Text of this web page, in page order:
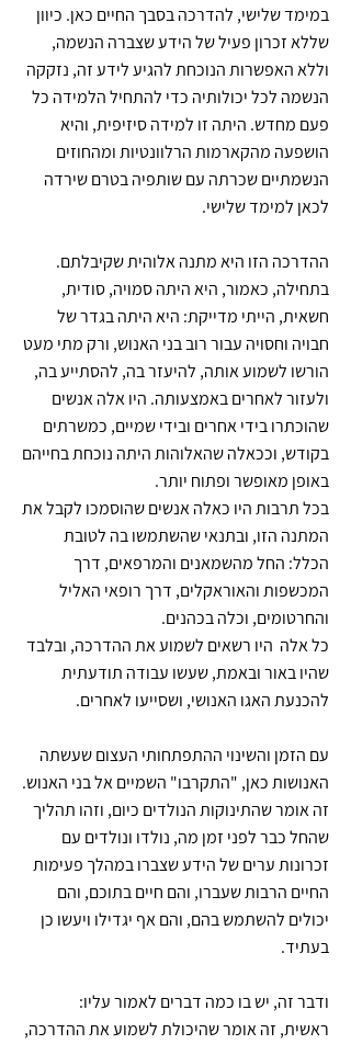
במימד שלישי, להדרכה בסבך החיים כאן. כיוון
שללא זכרון פעיל של הידע שצברה הנשמה,
וללא האפשרות הנוכחת להגיע לידע זה, נזקקה
הנשמה לכל יכולותיה כדי להתחיל הלמידה כל
פעם מחדש. היתה זו למידה סיזיפית, והיא
הושפעה מהקארמות הרלוונטיות ומהחוזים
הנשמתיים שכרתה עם שותפיה בטרם שירדה
לכאן למימד שלישי.
ההדרכה הזו היא מתנה אלוהית שקיבלתם.
בתחילה, כאמור, היא היתה סמויה, סודית,
חשאית, הייתי מדייקת: היא היתה בגדר של
חבויה וחסויה עבור רוב בני האנוש, ורק מתי מעט
הורשו לשמוע אותה, להיעזר בה, להסתייע בה,
ולעזור לאחרים באמצעותה. היו אלה אנשים
שהוכתרו בידי אחרים ובידי שמיים, כמשרתים
בקודש, וככאלה שהאלוהות היתה נוכחת בחייהם
באופן מאופשר ופתוח יותר.
בכל תרבות היו כאלה אנשים שהוסמכו לקבל את
המתנה הזו, ובתנאי שהשתמשו בה לטובת
הכלל: החל מהשמאנים והמרפאים, דרך
המכשפות והאוראקלים, דרך רופאי האליל
והחרטומים, וכלה בכהנים.
כל אלה היו רשאים לשמוע את ההדרכה, ובלבד
שהיו באור ובאמת, שעשו עבודה תודעתית
להכנעת האגו האנושי, ושסייעו לאחרים.
עם הזמן והשינוי ההתפתחותי העצום שעשתה
האנושות כאן, "התקרבו" השמיים אל בני האנוש.
זה אומר שהתינוקות הנולדים כיום, וזהו תהליך
שהחל כבר לפני זמן מה, נולדו ונולדים עם
זכרונות ערים של הידע שצברו במהלך פעימות
החיים הרבות שעברו, והם חיים בתוכם, והם
יכולים להשתמש בהם, והם אף יגדילו ויעשו כן
בעתיד.
ודבר זה, יש בו כמה דברים לאמור עליו:
ראשית, זה אומר שהיכולת לשמוע את ההדרכה,